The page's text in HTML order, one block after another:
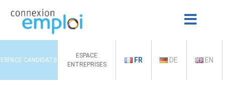
ESPACE CANDIDATS
ESPACE
ENTREPRISES
FR DE EN